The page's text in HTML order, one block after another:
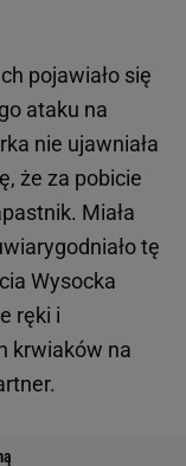
pojawiało się
ataku na
nie ujawniała
że za pobicie
Miała
tę
Wysocka
ręki i
krwiaków na